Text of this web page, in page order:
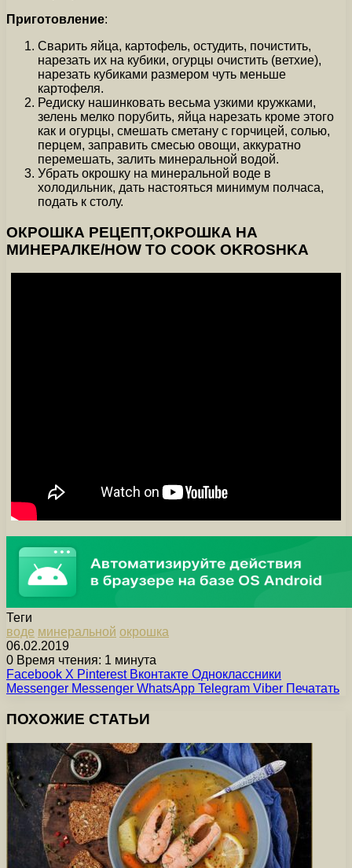
Приготовление:
Сварить яйца, картофель, остудить, почистить,
нарезать их на кубики, огурцы очистить (ветхие),
нарезать кубиками размером чуть меньше
картофеля.
Редиску нашинковать весьма узкими кружками,
зелень мелко порубить, яйца нарезать кроме этого
как и огурцы, смешать сметану с горчицей, солью,
перцем, заправить смесью овощи, аккуратно
перемешать, залить минеральной водой.
Убрать окрошку на минеральной воде в
холодильник, дать настояться минимум полчаса,
подать к столу.
ОКРОШКА РЕЦЕПТ,ОКРОШКА НА
МИНЕРАЛКЕ/HOW TO COOK OKROSHKA
Теги
воде минеральной окрошка
06.02.2019
0 Время чтения: 1 минута
Facebook X Pinterest Вконтакте Одноклассники
Messenger Messenger WhatsApp Telegram Viber Печатать
ПОХОЖИЕ СТАТЬИ